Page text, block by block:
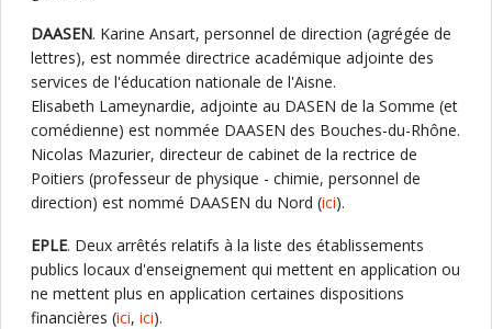
DAASEN. Karine Ansart, personnel de direction (agrégée de
lettres), est nommée directrice académique adjointe des
services de l'éducation nationale de l'Aisne.
Elisabeth Lameynardie, adjointe au DASEN de la Somme (et
comédienne) est nommée DAASEN des Bouches-du-Rhône.
Nicolas Mazurier, directeur de cabinet de la rectrice de
Poitiers (professeur de physique - chimie, personnel de
direction) est nommé DAASEN du Nord (ici).
EPLE. Deux arrêtés relatifs à la liste des établissements
publics locaux d'enseignement qui mettent en application ou
ne mettent plus en application certaines dispositions
financières (ici, ici).